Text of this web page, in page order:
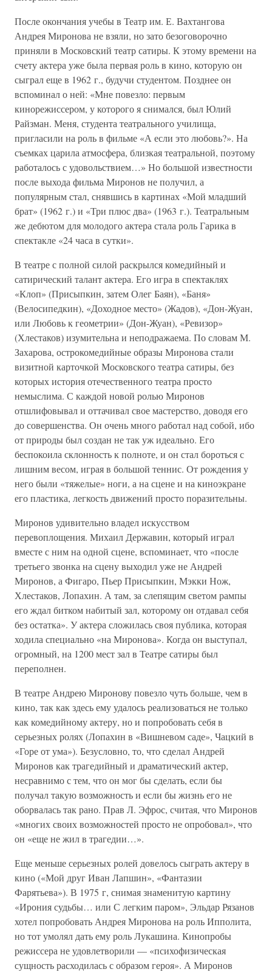
После окончания учебы в Театр им. Е. Вахтангова
Андрея Миронова не взяли, но зато безоговорочно
приняли в Московский театр сатиры. К этому времени на
счету актера уже была первая роль в кино, которую он
сыграл еще в 1962 г., будучи студентом. Позднее он
вспоминал о ней: «Мне повезло: первым
кинорежиссером, у которого я снимался, был Юлий
Райзман. Меня, студента театрального училища,
пригласили на роль в фильме «А если это любовь?». На
съемках царила атмосфера, близкая театральной, поэтому
работалось с удовольствием…» Но большой известности
после выхода фильма Миронов не получил, а
популярным стал, снявшись в картинах «Мой младший
брат» (1962 г.) и «Три плюс два» (1963 г.). Театральным
же дебютом для молодого актера стала роль Гарика в
спектакле «24 часа в сутки».
В театре с полной силой раскрылся комедийный и
сатирический талант актера. Его игра в спектаклях
«Клоп» (Присыпкин, затем Олег Баян), «Баня»
(Велосипедкин), «Доходное место» (Жадов), «Дон-Жуан,
или Любовь к геометрии» (Дон-Жуан), «Ревизор»
(Хлестаков) изумительна и неподражаема. По словам М.
Захарова, острокомедийные образы Миронова стали
визитной карточкой Московского театра сатиры, без
которых история отечественного театра просто
немыслима. С каждой новой ролью Миронов
отшлифовывал и оттачивал свое мастерство, доводя его
до совершенства. Он очень много работал над собой, ибо
от природы был создан не так уж идеально. Его
беспокоила склонность к полноте, и он стал бороться с
лишним весом, играя в большой теннис. От рождения у
него были «тяжелые» ноги, а на сцене и на киноэкране
его пластика, легкость движений просто поразительны.
Миронов удивительно владел искусством
перевоплощения. Михаил Державин, который играл
вместе с ним на одной сцене, вспоминает, что «после
третьего звонка на сцену выходил уже не Андрей
Миронов, а Фигаро, Пьер Присыпкин, Мэкки Нож,
Хлестаков, Лопахин. А там, за слепящим светом рампы
его ждал битком набитый зал, которому он отдавал себя
без остатка». У актера сложилась своя публика, которая
ходила специально «на Миронова». Когда он выступал,
огромный, на 1200 мест зал в Театре сатиры был
переполнен.
В театре Андрею Миронову повезло чуть больше, чем в
кино, так как здесь ему удалось реализоваться не только
как комедийному актеру, но и попробовать себя в
серьезных ролях (Лопахин в «Вишневом саде», Чацкий в
«Горе от ума»). Безусловно, то, что сделал Андрей
Миронов как трагедийный и драматический актер,
несравнимо с тем, что он мог бы сделать, если бы
получал такую возможность и если бы жизнь его не
оборвалась так рано. Прав Л. Эфрос, считая, что Миронов
«многих своих возможностей просто не опробовал», что
он «еще не жил в трагедии…».
Еще меньше серьезных ролей довелось сыграть актеру в
кино («Мой друг Иван Лапшин», «Фантазии
Фарятьева»). В 1975 г, снимая знаменитую картину
«Ирония судьбы… или С легким паром», Эльдар Рязанов
хотел попробовать Андрея Миронова на роль Ипполита,
но тот умолял дать ему роль Лукашина. Кинопробы
режиссера не удовлетворили — «психофизическая
сущность расходилась с образом героя». А Миронов